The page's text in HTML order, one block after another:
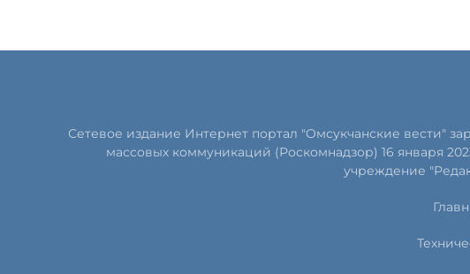
Сетевое издание Интернет портал "Омсукчанские вести"
массовых коммуникаций (Роскомнадзор) 16 января
учреждение